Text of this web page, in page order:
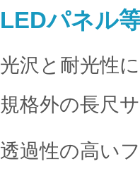
LEDパネル
光沢と耐光性
規格外の長尺
透過性の高い